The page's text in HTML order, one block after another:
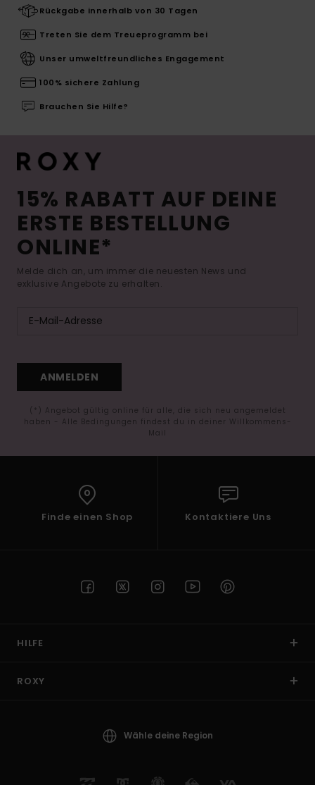
Rückgabe innerhalb von 30 Tagen
Treten Sie dem Treueprogramm bei
Unser umweltfreundliches Engagement
100% sichere Zahlung
Brauchen Sie Hilfe?
15% RABATT AUF DEINE
ERSTE BESTELLUNG
ONLINE*
Melde dich an, um immer die neuesten News und
exklusive Angebote zu erhalten.
ANMELDEN
(*) Angebot gültig online für alle, die sich neu angemeldet
haben - Alle Bedingungen findest du in deiner Willkommens-
Mail
Finde einen Shop Kontaktiere Uns
HILFE
ROXY
Wähle deine Region